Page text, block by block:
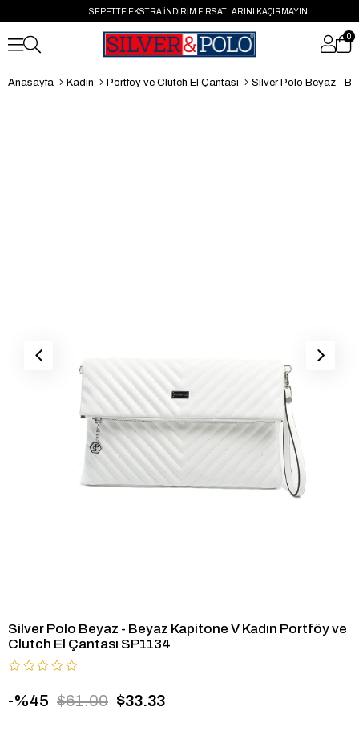
SEPETTE EKSTRA İNDİRİM FIRSATLARINI KAÇIRMAYIN!
0
Anasayfa Kadın Portföy ve Clutch El Çantası Silver Polo Beyaz - Beyaz
Silver Polo Beyaz - Beyaz Kapitone V Kadın Portföy ve
Clutch El Çantası SP1134
45 $61.00 $33.33